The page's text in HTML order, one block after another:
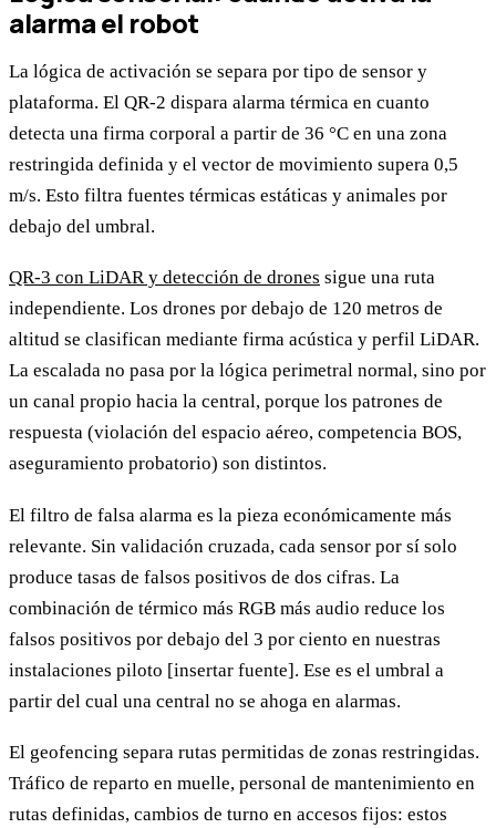
alarma el robot
La lógica de activación se separa por tipo de sensor y
plataforma. El QR-2 dispara alarma térmica en cuanto
detecta una firma corporal a partir de 36 °C en una zona
restringida definida y el vector de movimiento supera 0,5
m/s. Esto filtra fuentes térmicas estáticas y animales por
debajo del umbral.
QR-3 con LiDAR y detección de drones sigue una ruta
independiente. Los drones por debajo de 120 metros de
altitud se clasifican mediante firma acústica y perfil LiDAR.
La escalada no pasa por la lógica perimetral normal, sino por
un canal propio hacia la central, porque los patrones de
respuesta (violación del espacio aéreo, competencia BOS,
aseguramiento probatorio) son distintos.
El filtro de falsa alarma es la pieza económicamente más
relevante. Sin validación cruzada, cada sensor por sí solo
produce tasas de falsos positivos de dos cifras. La
combinación de térmico más RGB más audio reduce los
falsos positivos por debajo del 3 por ciento en nuestras
instalaciones piloto [insertar fuente]. Ese es el umbral a
partir del cual una central no se ahoga en alarmas.
El geofencing separa rutas permitidas de zonas restringidas.
Tráfico de reparto en muelle, personal de mantenimiento en
rutas definidas, cambios de turno en accesos fijos: estos